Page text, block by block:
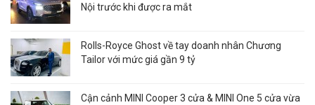
Nội trước khi được ra mắt
Rolls-Royce Ghost về tay doanh nhân Chương
Tailor với mức giá gần 9 tỷ
Cận cảnh MINI Cooper 3 cửa & MINI One 5 cửa vừa